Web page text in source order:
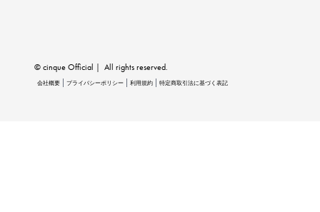
© cinque Official｜ All rights reserved.
会社概要 プライバシーポリシー 利用規約 特定商取引法に基づく表記